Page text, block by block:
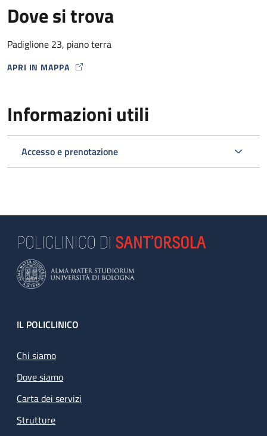
Dove si trova
Padiglione 23, piano terra
APRI IN MAPPA
MAP ICON
Informazioni utili
Accesso e prenotazione
Footer
IL POLICLINICO
Chi siamo
Dove siamo
Carta dei servizi
Strutture